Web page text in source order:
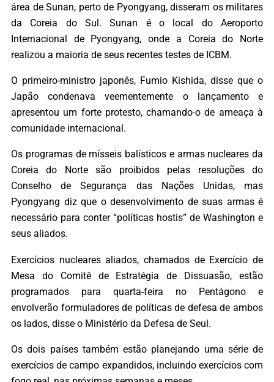
área de Sunan, perto de Pyongyang, disseram os militares
da Coreia do Sul. Sunan é o local do Aeroporto
Internacional de Pyongyang, onde a Coreia do Norte
realizou a maioria de seus recentes testes de ICBM.
O primeiro-ministro japonês, Fumio Kishida, disse que o
Japão condenava veementemente o lançamento e
apresentou um forte protesto, chamando-o de ameaça à
comunidade internacional.
Os programas de mísseis balísticos e armas nucleares da
Coreia do Norte são proibidos pelas resoluções do
Conselho de Segurança das Nações Unidas, mas
Pyongyang diz que o desenvolvimento de suas armas é
necessário para conter “políticas hostis” de Washington e
seus aliados.
Exercícios nucleares aliados, chamados de Exercício de
Mesa do Comitê de Estratégia de Dissuasão, estão
programados para quarta-feira no Pentágono e
envolverão formuladores de políticas de defesa de ambos
os lados, disse o Ministério da Defesa de Seul.
Os dois países também estão planejando uma série de
exercícios de campo expandidos, incluindo exercícios com